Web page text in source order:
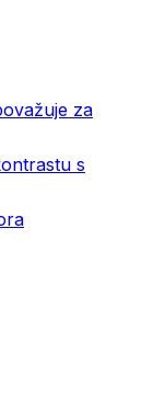
za
s